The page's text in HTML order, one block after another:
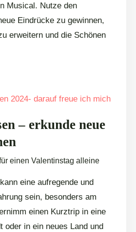
Musical. Nutze den
Eindrücke zu gewinnen,
erweitern und die Schönen
2024- darauf freue ich mich
– erkunde neue
eine aufregende und
sein, besonders am
einen Kurztrip in eine
oder in ein neues Land und